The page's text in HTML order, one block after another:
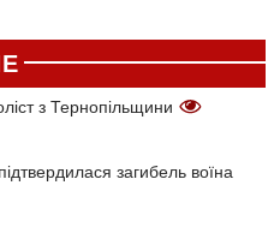
з Тернопільщини
загибель воїна